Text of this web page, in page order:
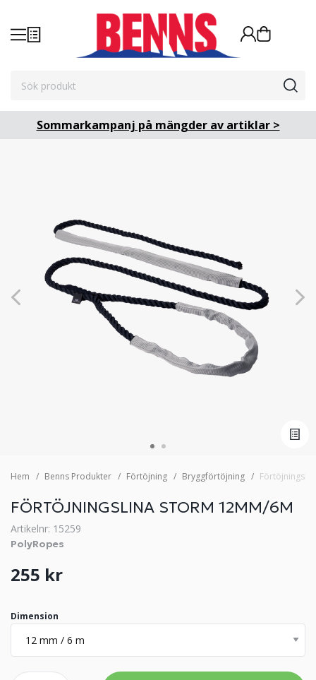
Sommarkampanj på mängder av artiklar >
Hem Benns Produkter Förtöjning Bryggförtöjning
FÖRTÖJNINGSLINA STORM 12MM/6M
Artikelnr: 15259
PolyRopes
255 kr
Dimension